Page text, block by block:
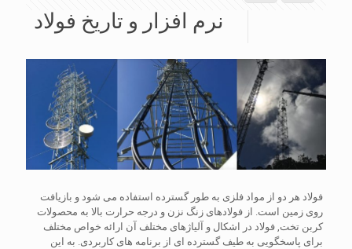
نرم افزار و تاریخ فولاد
فولاد هر دو از مواد فلزی به طور گسترده استفاده می شود و بازیافت
روی زمین است. از فولادهای زنگ نزن و درجه حرارت بالا به محصولات
کربن تخت, فولاد در اشکال و آلیاژهای مختلف آن ارائه خواص مختلف
برای پاسخگویی به طیف گسترده ای از برنامه های کاربردی. به این